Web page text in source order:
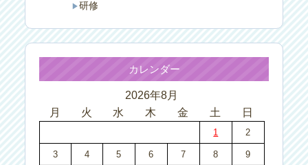
研修
カレンダー
2026年8月
月
火 水 木 金 土 日
1 2
3 4 5 6 7 8 9